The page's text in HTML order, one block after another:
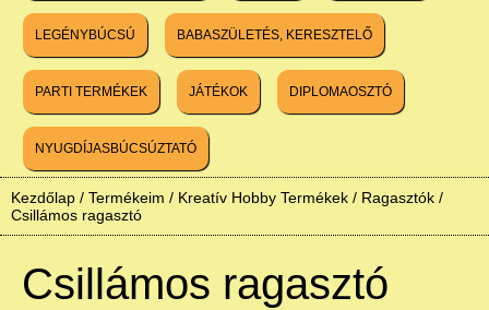
LEGÉNYBÚCSÚ BABASZÜLETÉS, KERESZTELŐ
PARTI TERMÉKEK JÁTÉKOK DIPLOMAOSZTÓ
NYUGDÍJASBÚCSÚZTATÓ
Kezdőlap / Termékeim / Kreatív Hobby Termékek / Ragasztók /
Csillámos ragasztó
Csillámos ragasztó